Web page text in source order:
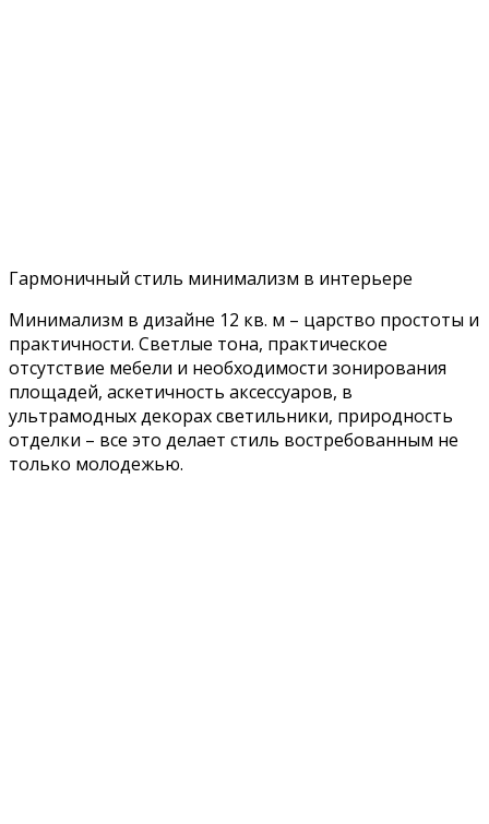
Гармоничный стиль минимализм в интерьере
Минимализм в дизайне 12 кв. м – царство простоты и
практичности. Светлые тона, практическое
отсутствие мебели и необходимости зонирования
площадей, аскетичность аксессуаров, в
ультрамодных декорах светильники, природность
отделки – все это делает стиль востребованным не
только молодежью.